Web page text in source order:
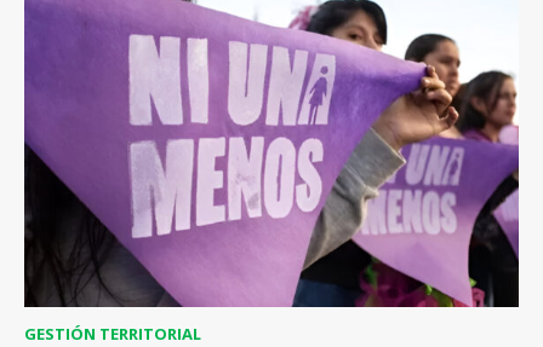
GESTIÓN TERRITORIAL